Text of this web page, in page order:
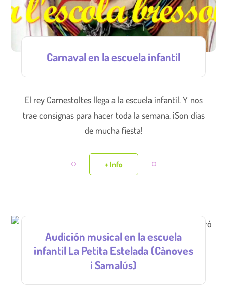
Carnaval en la escuela infantil
El rey Carnestoltes llega a la escuela infantil. Y nos
trae consignas para hacer toda la semana. ¡Son días
de mucha fiesta!
+ Info
Audición musical en la escuela
infantil La Petita Estelada (Cànoves
i Samalús)